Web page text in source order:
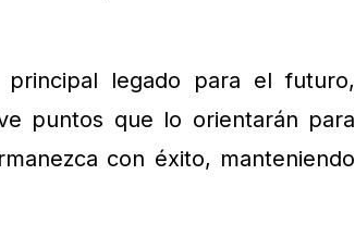
legado para el futuro,
puntos que lo orientarán para
con éxito, manteniendo